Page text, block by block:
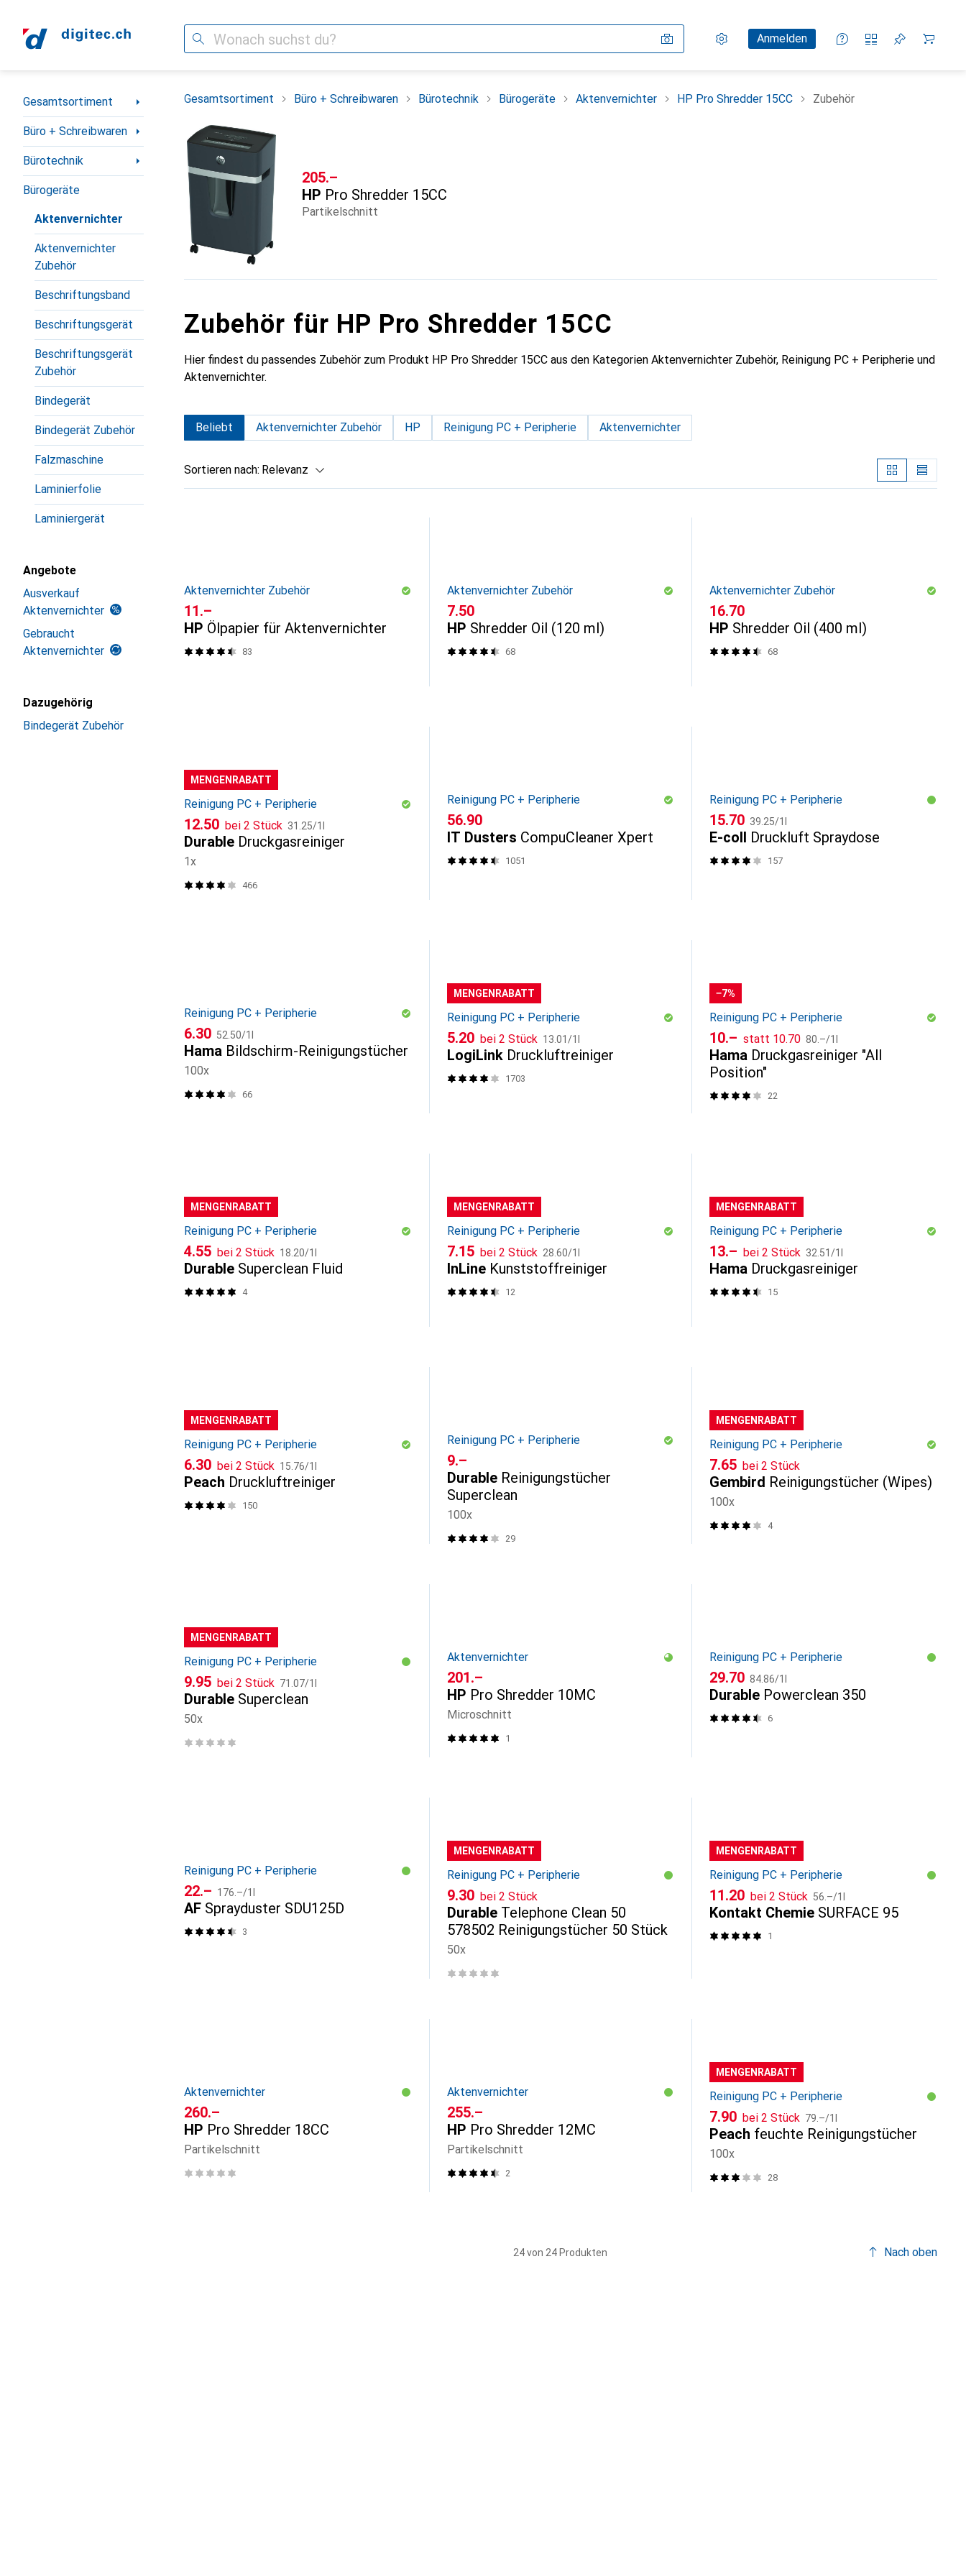
Suche Einstellungen
KundenkontoAnmelden
Vergleichslisten
Merklisten
Warenkorb
Navigation nach Kategorien
Gesamtsortiment
Büro + Schreibwaren
Bürotechnik
Bürogeräte
Aktenvernichter
Aktenvernichter
Zubehör
Beschriftungsband
Beschriftungsgerät
Beschriftungsgerät
Zubehör
Bindegerät
Bindegerät Zubehör
Falzmaschine
Laminierfolie
Laminiergerät
Angebote
Ausverkauf
Aktenvernichter
Gebraucht
Aktenvernichter
Dazugehörig
Bindegerät Zubehör
Gesamtsortiment Büro + Schreibwaren Bürotechnik Bürogeräte Aktenvernichter HP Pro Shredder 15CC Zubehör
CHF
205.–
HP Pro Shredder 15CC
Partikelschnitt
Zubehör für HP Pro Shredder 15CC
Hier findest du passendes Zubehör zum Produkt HP Pro Shredder 15CC aus den Kategorien Aktenvernichter Zubehör, Reinigung PC + Peripherie und
Aktenvernichter.
Beliebt Aktenvernichter Zubehör HP Reinigung PC + Peripherie Aktenvernichter
Sortieren nach: Relevanz
Aktenvernichter Zubehör
CHF
11.–
HP Ölpapier für Aktenvernichter
83
Aktenvernichter Zubehör
CHF
7.50
HP Shredder Oil (120 ml)
68
Aktenvernichter Zubehör
CHF
16.70
HP Shredder Oil (400 ml)
68
MENGENRABATT
Reinigung PC + Peripherie
CHF
12.50 bei 2 Stück CHF
31.25/1l
Durable Druckgasreiniger
1x
466
Reinigung PC + Peripherie
CHF
56.90
IT Dusters CompuCleaner Xpert
1051
Reinigung PC + Peripherie
CHF
15.70 CHF
39.25/1l
E-coll Druckluft Spraydose
157
Reinigung PC + Peripherie
CHF
6.30 CHF
52.50/1l
Hama Bildschirm-Reinigungstücher
100x
66
MENGENRABATT
Reinigung PC + Peripherie
CHF
5.20 bei 2 Stück CHF
13.01 /1l
LogiLink Druckluftreiniger
1703
−7%
Reinigung PC + Peripherie
CHF
10.– statt CHF
10.70 CHF
80.–/1l
Hama Druckgasreiniger "All
Position"
22
MENGENRABATT
Reinigung PC + Peripherie
CHF
4.55 bei 2 Stück CHF
18.20/1l
Durable Superclean Fluid
4
MENGENRABATT
Reinigung PC + Peripherie
CHF
7.15 bei 2 Stück CHF
28.60/1l
InLine Kunststoffreiniger
12
MENGENRABATT
Reinigung PC + Peripherie
CHF
13.– bei 2 Stück CHF
32.51 /1l
Hama Druckgasreiniger
15
MENGENRABATT
Reinigung PC + Peripherie
CHF
6.30 bei 2 Stück CHF
15.76/1l
Peach Druckluftreiniger
150
Reinigung PC + Peripherie
CHF
9.–
Durable Reinigungstücher
Superclean
100x
29
MENGENRABATT
Reinigung PC + Peripherie
CHF
7.65 bei 2 Stück
Gembird Reinigungstücher (Wipes)
100x
4
MENGENRABATT
Reinigung PC + Peripherie
CHF
9.95 bei 2 Stück CHF
71.07/1l
Durable Superclean
50x
Aktenvernichter
CHF
201.–
HP Pro Shredder 10MC
Microschnitt
1
Reinigung PC + Peripherie
CHF
29.70 CHF
84.86/1l
Durable Powerclean 350
6
Reinigung PC + Peripherie
CHF
22.– CHF
176.–/1l
AF Sprayduster SDU125D
3
MENGENRABATT
Reinigung PC + Peripherie
CHF
9.30 bei 2 Stück
Durable Telephone Clean 50
578502 Reinigungstücher 50 Stück
50x
MENGENRABATT
Reinigung PC + Peripherie
CHF
11.20 bei 2 Stück CHF
56.–/1l
Kontakt Chemie SURFACE 95
1
Aktenvernichter
CHF
260.–
HP Pro Shredder 18CC
Partikelschnitt
Aktenvernichter
CHF
255.–
HP Pro Shredder 12MC
Partikelschnitt
2
MENGENRABATT
Reinigung PC + Peripherie
CHF
7.90 bei 2 Stück CHF
79.–/1l
Peach feuchte Reinigungstücher
100x
28
24 von 24 Produkten Nach oben